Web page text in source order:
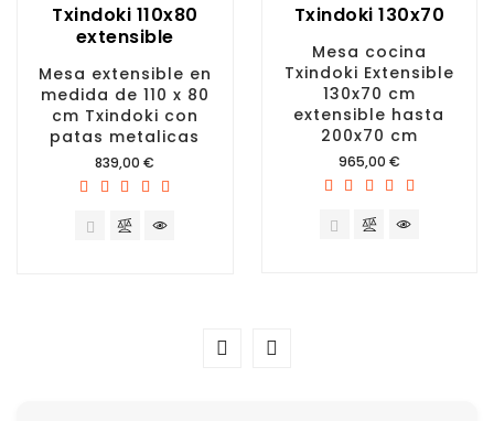
Txindoki 110x80
extensible
Mesa extensible en
medida de 110 x 80
cm Txindoki con
patas metalicas
Precio
839,00 €
Txindoki 130x70
Mesa cocina
Txindoki Extensible
130x70 cm
extensible hasta
200x70 cm
Precio
965,00 €